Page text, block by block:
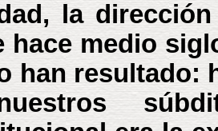
la
hace medio
han resultado: